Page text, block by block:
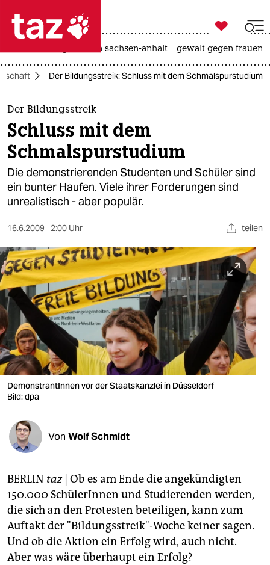
 taz zahl ich
taz zahl ich
themen
politik
öko
gesellschaft
sport
berlin
nord
wahrheit
verlag
verlag
veranstaltungen
shop
fragen & hilfe
unterstützen
abo
genossenschaft
epaper login

taz zahl ich
landtagswahl in sachsen-anhalt gewalt gegen frauen
Der Bildungsstreik: Schluss mit dem Schmalspurstudium
Der Bildungsstreik
Schluss mit dem
Schmalspurstudium
Die demonstrierenden Studenten und Schüler sind
ein bunter Haufen. Viele ihrer Forderungen sind
unrealistisch - aber populär.
16.6.2009 2:00 Uhr teilen
DemonstrantInnen vor der Staatskanzlei in Düsseldorf
Bild: dpa
Von Wolf Schmidt
BERLIN taz| Ob es am Ende die angekündigten
150.000 SchülerInnen und Studierenden werden,
die sich an den Protesten beteiligen, kann zum
Auftakt der "Bildungsstreik"-Woche keiner sagen.
Und ob die Aktion ein Erfolg wird, auch nicht.
Aber was wäre überhaupt ein Erfolg?